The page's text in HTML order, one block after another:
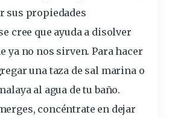
sus propiedades
cree que ayuda a disolver
ya no nos sirven. Para hacer
una taza de sal marina o
al agua de tu baño.
concéntrate en dejar